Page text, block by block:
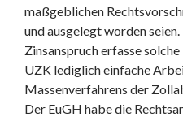
maßgeblichen
und ausgelegt worden
Zinsanspruch erfasse
UZK lediglich einfache
Massenverfahrens der
Der EuGH habe die